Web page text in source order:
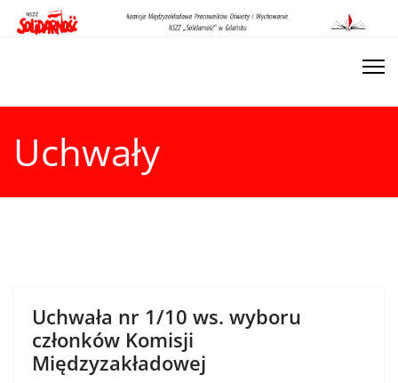
Uchwały
Uchwała nr 1/10 ws. wyboru
członków Komisji
Międzyzakładowej